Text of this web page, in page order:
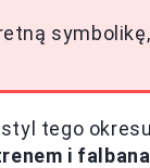
tego
i